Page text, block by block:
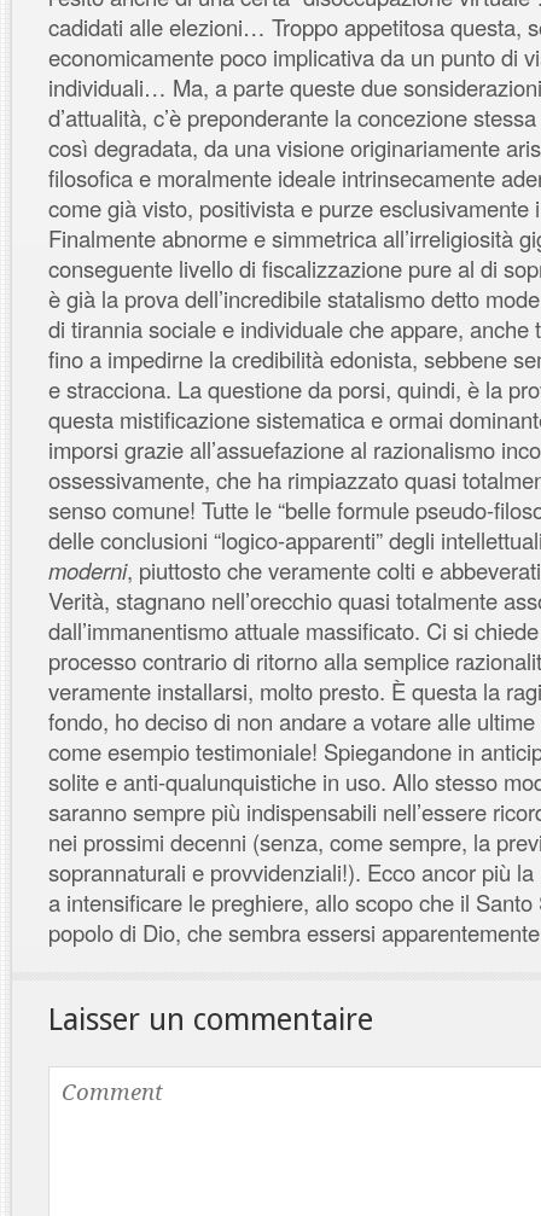
cadidati alle elezioni… Troppo appetitosa questa,
economicamente poco implicativa da un punto di
individuali… Ma, a parte queste due
d’attualità, c’è preponderante la concezione
così degradata, da una visione originariamente
filosofica e moralmente ideale intrinsecamente
come già visto, positivista e purze esclusivamente
Finalmente abnorme e simmetrica all’irreligiosità
conseguente livello di fiscalizzazione pure al di
è già la prova dell’incredibile statalismo detto
di tirannia sociale e individuale che appare, anche
fino a impedirne la credibilità edonista, sebbene
e stracciona. La questione da porsi, quindi, è la
questa mistificazione sistematica e ormai
imporsi grazie all’assuefazione al razionalismo
ossessivamente, che ha rimpiazzato quasi
senso comune! Tutte le “belle formule pseudo-
delle conclusioni “logico-apparenti” degli
moderni, piuttosto che veramente colti e
Verità, stagnano nell’orecchio quasi totalmente
dall’immanentismo attuale massificato. Ci si
processo contrario di ritorno alla semplice
veramente installarsi, molto presto. È questa la
fondo, ho deciso di non andare a votare alle
come esempio testimoniale! Spiegandone in
solite e anti-qualunquistiche in uso. Allo stesso
saranno sempre più indispensabili nell’essere
nei prossimi decenni (senza, come sempre, la
soprannaturali e provvidenziali!). Ecco ancor più
a intensificare le preghiere, allo scopo che il
popolo di Dio, che sembra essersi
Laisser un commentaire